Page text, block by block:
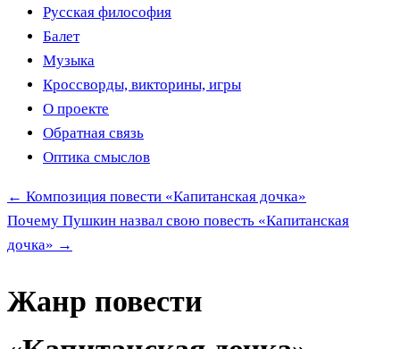
Русская философия
Балет
Музыка
Кроссворды, викторины, игры
О проекте
Обратная связь
Оптика смыслов
← Композиция повести «Капитанская дочка»
Почему Пушкин назвал свою повесть «Капитанская
дочка» →
Жанр повести